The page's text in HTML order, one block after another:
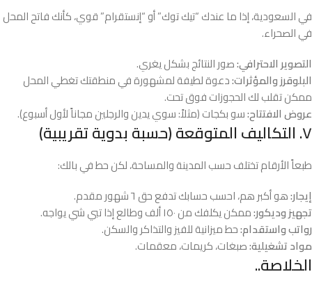
في السعودية، إذا ما عندك “تيك توك” أو “إنستقرام” قوي، كأنك فاتح المحل
في الصحراء.
التصوير الاحترافي:صور النتائج بشكل يغري.
البلوقرز والمؤثرات:دعوة لطيفة لمشهورة في منطقتك تغطي المحل
ممكن تقلب لك الحجوزات فوق تحت.
عروض الافتتاح:سو بكجات (مثلاً: سوي يدين والرجلين مجاناً لأول أسبوع).
٧. التكاليف المتوقعة (حسبة بدوية تقريبية)
طبعاً الأرقام تختلف حسب المدينة والمساحة، لكن حط في بالك:
إيجار:هو أكبر هم، احسب حسابك تدفع حق ٦ شهور مقدم.
تجهيز وديكور:ممكن يكلفك من ١٥٠ ألف وطالع إذا تبي شي يواجه.
رواتب واستقدام:حط ميزانية للفيز والتذاكر والسكن.
مواد تشغيلية:صبغات، كريمات، معقمات.
الخلاصة..